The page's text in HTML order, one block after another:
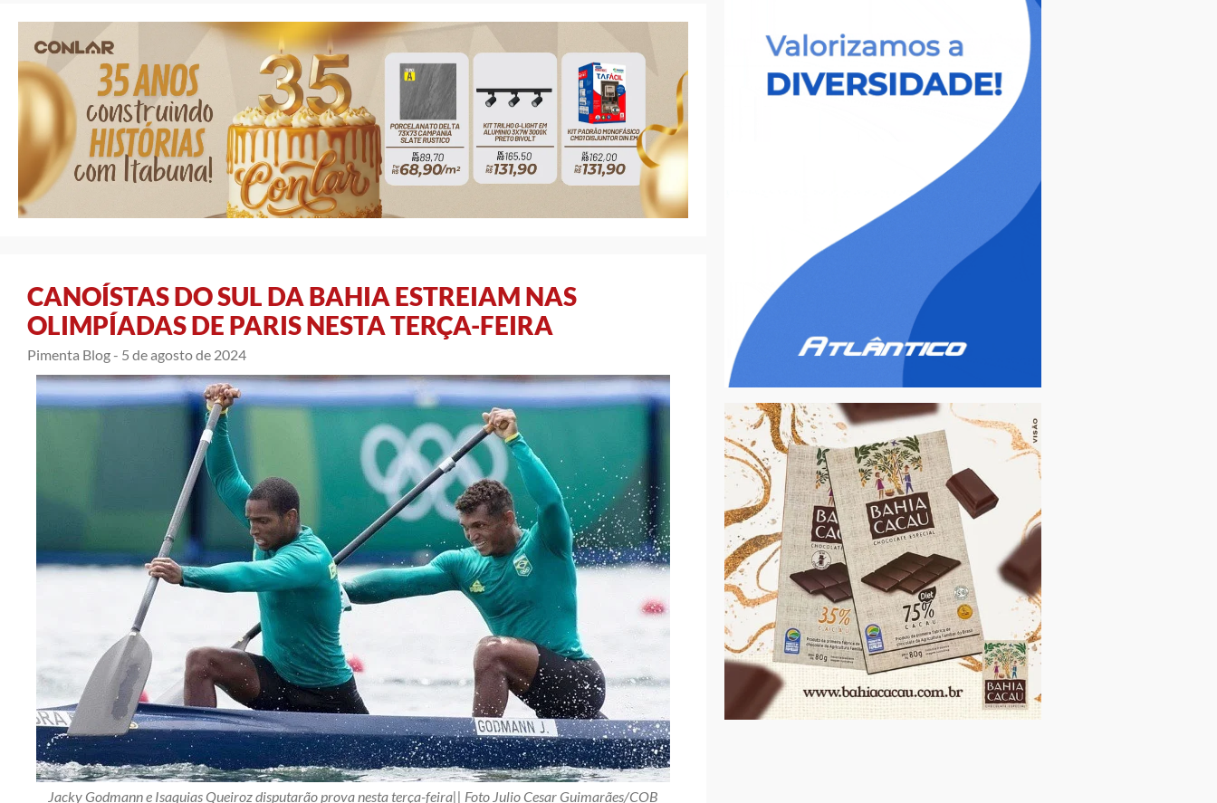
CANOÍSTAS DO SUL DA BAHIA ESTREIAM NAS
OLIMPÍADAS DE PARIS NESTA TERÇA-FEIRA
Pimenta Blog - 5 de agosto de 2024
Jacky Godmann e Isaquias Queiroz disputarão prova nesta terça-feira|| Foto Julio Cesar Guimarães/COB